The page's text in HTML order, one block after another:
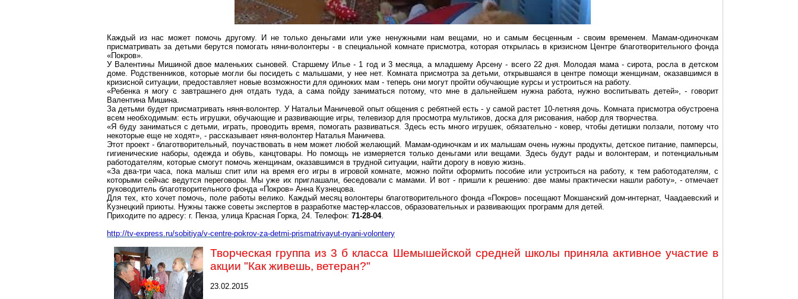
Каждый из нас может помочь другому. И не только деньгами или уже ненужными нам вещами, но и самым бесценным - своим временем. Мамам-одиночкам
присматривать за детьми берутся помогать няни-волонтеры - в специальной комнате присмотра, которая открылась в кризисном Центре благотворительного фонда
«Покров».
У Валентины Мишиной двое маленьких сыновей. Старшему Илье - 1 год и 3 месяца, а младшему Арсену - всего 22 дня. Молодая мама - сирота, росла в детском
доме. Родственников, которые могли бы посидеть с малышами, у нее нет. Комната присмотра за детьми, открывшаяся в центре помощи женщинам, оказавшимся в
кризисной ситуации, предоставляет новые возможности для одиноких мам - теперь они могут пройти обучающие курсы и устроиться на работу.
«Ребенка я могу с завтрашнего дня отдать туда, а сама пойду заниматься потому, что мне в дальнейшем нужна работа, нужно воспитывать детей», - говорит
Валентина Мишина.
За детьми будет присматривать няня-волонтер. У Натальи Маничевой опыт общения с ребятней есть - у самой растет 10-летняя дочь. Комната присмотра обустроена
всем необходимым: есть игрушки, обучающие и развивающие игры, телевизор для просмотра мультиков, доска для рисования, набор для творчества.
«Я буду заниматься с детьми, играть, проводить время, помогать развиваться. Здесь есть много игрушек, обязательно - ковер, чтобы детишки ползали, потому что
некоторые еще не ходят», - рассказывает няня-волонтер Наталья Маничева.
Этот проект - благотворительный, поучаствовать в нем может любой желающий. Мамам-одиночкам и их малышам очень нужны продукты, детское питание, памперсы,
гигиенические наборы, одежда и обувь, канцтовары. Но помощь не измеряется только деньгами или вещами. Здесь будут рады и волонтерам, и потенциальным
работодателям, которые смогут помочь женщинам, оказавшимся в трудной ситуации, найти дорогу в новую жизнь.
«За два-три часа, пока малыш спит или на время его игры в игровой комнате, можно пойти оформить пособие или устроиться на работу, к тем работодателям, с
которыми сейчас ведутся переговоры. Мы уже их приглашали, беседовали с мамами. И вот - пришли к решению: две мамы практически нашли работу», - отмечает
руководитель благотворительного фонда «Покров» Анна Кузнецова.
Для тех, кто хочет помочь, поле работы велико. Каждый месяц волонтеры благотворительного фонда «Покров» посещают Мокшанский дом-интернат, Чаадаевский и
Кузнецкий приюты. Нужны также советы экспертов в разработке мастер-классов, образовательных и развивающих программ для детей.
Приходите по адресу: г. Пенза, улица Красная Горка, 24. Телефон: 71-28-04.
http://tv-express.ru/sobitiya/v-centre-pokrov-za-detmi-prismatrivayut-nyani-volontery
Творческая группа из 3 б класса Шемышейской средней школы приняла активное участие в
акции "Как живешь, ветеран?"
23.02.2015